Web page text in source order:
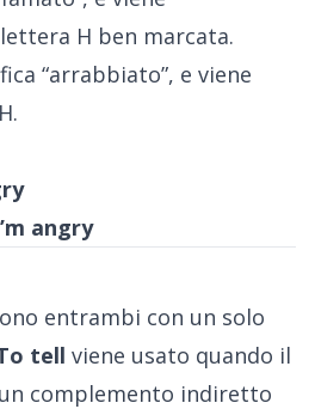
H ben marcata.
“arrabbiato”, e viene
angry
entrambi con un solo
tell viene usato quando il
complemento indiretto